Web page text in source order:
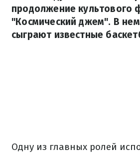
продолжение культового
"Космический джем". В
сыграют известные
Одну из главных ролей